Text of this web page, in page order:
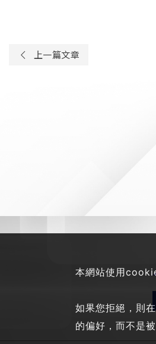
上一篇文章
本網站使用
如果您拒絕，則
的偏好，而不是被